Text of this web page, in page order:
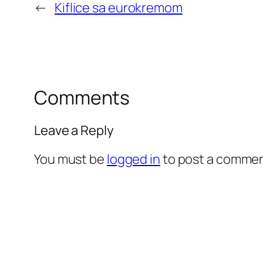
← Kiflice sa eurokremom
Comments
Leave a Reply
You must be logged into post a